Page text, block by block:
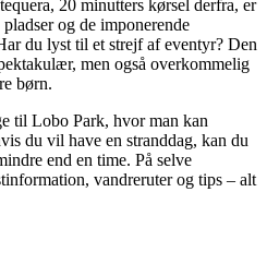
20 minutters kørsel derfra, er
og de imponerende
du lyst til et strejf af eventyr? Den
men også overkommelig
børn.
til Lobo Park, hvor man kan
du vil have en stranddag, kan du
end en time. På selve
vandreruter og tips – alt